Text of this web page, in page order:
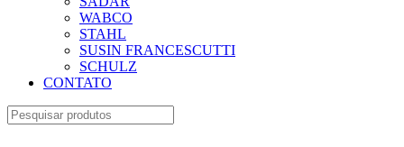
WABCO
STAHL
SUSIN FRANCESCUTTI
SCHULZ
CONTATO